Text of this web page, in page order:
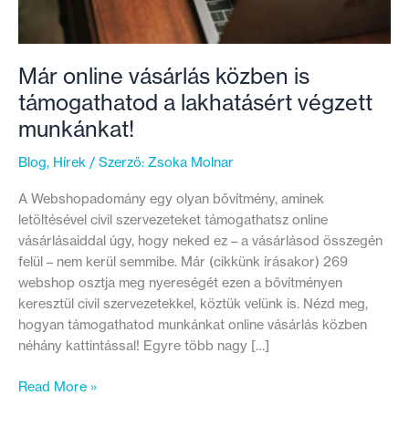
Már online vásárlás közben is
támogathatod a lakhatásért végzett
munkánkat!
Blog, Hírek / Szerző: Zsoka Molnar
A Webshopadomány egy olyan bővítmény, aminek
letöltésével civil szervezeteket támogathatsz online
vásárlásaiddal úgy, hogy neked ez – a vásárlásod összegén
felül – nem kerül semmibe. Már (cikkünk írásakor) 269
webshop osztja meg nyereségét ezen a bővítményen
keresztül civil szervezetekkel, köztük velünk is. Nézd meg,
hogyan támogathatod munkánkat online vásárlás közben
néhány kattintással! Egyre több nagy […]
Már
Read More »